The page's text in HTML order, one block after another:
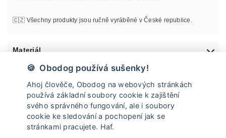
🇨🇿 Všechny produkty jsou ručně vyráběné v České republice.
Materiál
Údržba
Doprava a vrácení
🍪 Obodog používá sušenky!
Ahoj člověče, Obodog na webových stránkách
používá základní soubory cookie k zajištění
svého správného fungování, ale i soubory
cookie ke sledování a pochopení jak se
stránkami pracujete. Haf.